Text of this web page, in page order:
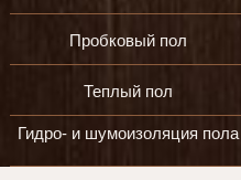
Пробковый пол
Теплый пол
Гидро- и шумоизоляция пола